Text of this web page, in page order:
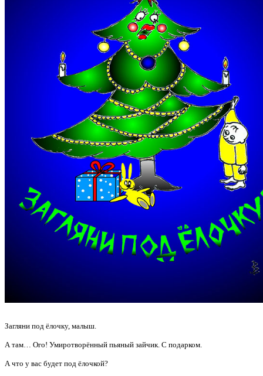
Загляни под ёлочку, малыш.
А там… Ого! Умиротворённый пьяный зайчик. С подарком.
А что у вас будет под ёлочкой?